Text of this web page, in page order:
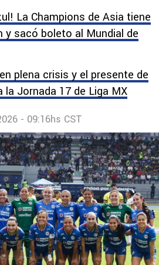
La Champions de Asia tiene
y sacó boleto al Mundial de
plena crisis y el presente de
la Jornada 17 de Liga MX
- 09:16hs CST